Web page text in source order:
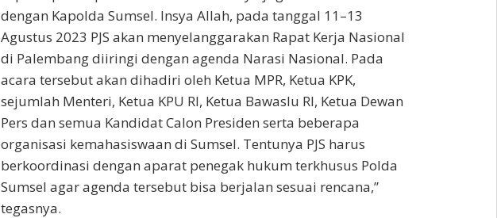
dengan Kapolda Sumsel. Insya Allah, pada tanggal 11–13
Agustus 2023 PJS akan menyelanggarakan Rapat Kerja Nasional
di Palembang diiringi dengan agenda Narasi Nasional. Pada
acara tersebut akan dihadiri oleh Ketua MPR, Ketua KPK,
sejumlah Menteri, Ketua KPU RI, Ketua Bawaslu RI, Ketua Dewan
Pers dan semua Kandidat Calon Presiden serta beberapa
organisasi kemahasiswaan di Sumsel. Tentunya PJS harus
berkoordinasi dengan aparat penegak hukum terkhusus Polda
Sumsel agar agenda tersebut bisa berjalan sesuai rencana,”
tegasnya.